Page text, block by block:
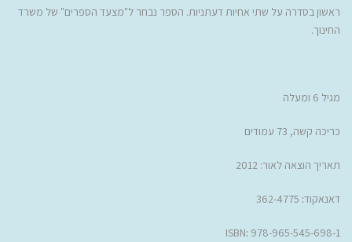
ראשון בסדרה על שתי אחיות דעתניות. הספר נבחר ל"מצעד הספרים" של משרד
החינוך.
מגיל 6 ומעלה
כריכה קשה, 73 עמודים
תאריך הוצאה לאור: 2012
דאנאקוד:
362-4775
ISBN: 978-965-545-698-1